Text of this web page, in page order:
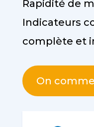
Rapidité de
Indicateurs
complète et
On